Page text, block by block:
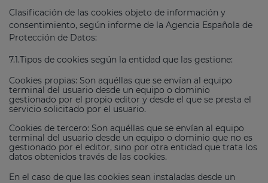
Clasificación de las cookies objeto de información y
consentimiento, según informe de la Agencia Española de
Protección de Datos:
7.1.Tipos de cookies según la entidad que las gestione:
Cookies propias: Son aquéllas que se envían al equipo
terminal del usuario desde un equipo o dominio
gestionado por el propio editor y desde el que se presta el
servicio solicitado por el usuario.
Cookies de tercero: Son aquéllas que se envían al equipo
terminal del usuario desde un equipo o dominio que no es
gestionado por el editor, sino por otra entidad que trata los
datos obtenidos través de las cookies.
En el caso de que las cookies sean instaladas desde un